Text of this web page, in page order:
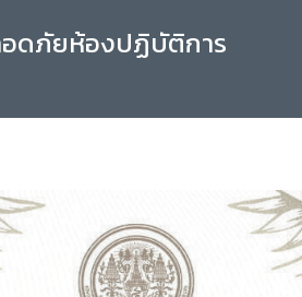
อดภัยห้องปฏิบัติการ